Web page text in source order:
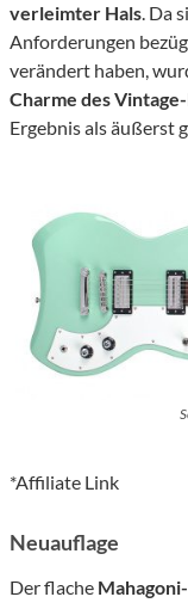
verleimter Hals. Da
Anforderungen
verändert haben,
Charme des
Ergebnis als äußerst
*Affiliate Link
Neuauflage
Der flache